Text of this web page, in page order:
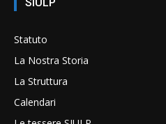
Statuto
La Nostra Storia
La Struttura
Calendari